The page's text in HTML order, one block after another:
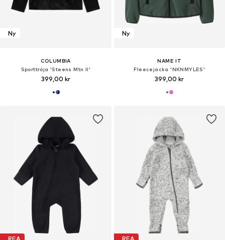
Ny
COLUMBIA
Sporttröja 'Steens Mtn II'
399,00 kr
Ny
NAME IT
Fleecejacka 'NKNMYLES'
399,00 kr